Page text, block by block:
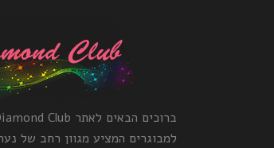
למבוגרים המציע מגוון רחב של